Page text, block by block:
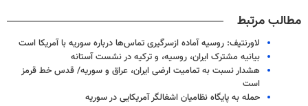
مطالب مرتبط
لاورنتیف: روسیه آماده ازسرگیری تماس‌ها درباره سوریه با آمریکا است
بیانیه مشترک ایران، روسیه، و ترکیه در نشست آستانه
هشدار نسبت به تمامیت ارضی ایران، عراق و سوریه/ قدس خط قرمز
است
حمله به پایگاه نظامیان اشغالگر آمریکایی در سوریه